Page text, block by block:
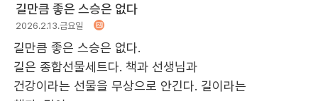
길만큼 좋은 스승은 없다
2026.2.13.금요일
길만큼 좋은 스승은 없다.
길은 종합선물세트다. 책과 선생님과
건강이라는 선물을 무상으로 안긴다. 길이라는